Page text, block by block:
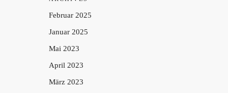
Februar 2025
Januar 2025
Mai 2023
April 2023
März 2023